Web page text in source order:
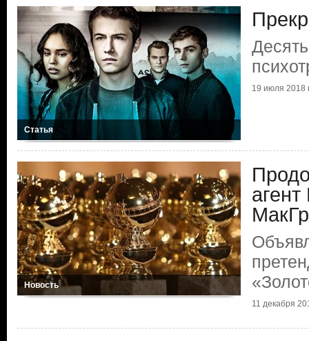
Статья
19 июля 2018
Новость
11 декабря